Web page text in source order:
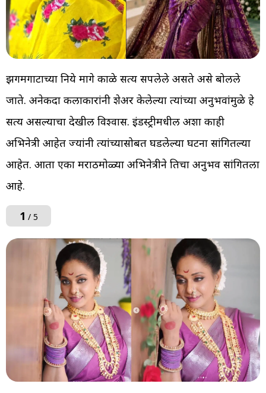
झगमगाटाच्या दुनिये मागे काळे सत्य सपलेले असते असे बोलले
जाते. अनेकदा कलाकारांनी शेअर केलेल्या त्यांच्या अनुभवांमुळे हे
सत्य असल्याचा देखील विश्वास. इंडस्ट्रीमधील अशा काही
अभिनेत्री आहेत ज्यांनी त्यांच्यासोबत घडलेल्या घटना सांगितल्या
आहेत. आता एका मराठमोळ्या अभिनेत्रीने तिचा अनुभव सांगितला
आहे.
1 / 5